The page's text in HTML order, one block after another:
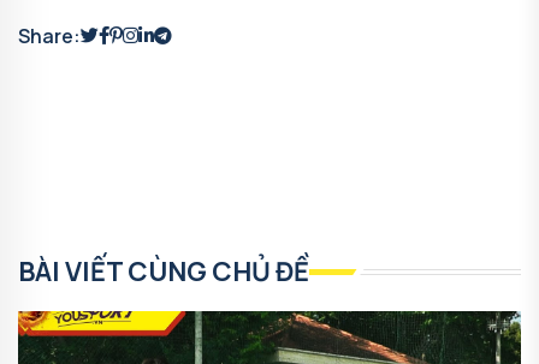
Share:
BÀI VIẾT CÙNG CHỦ ĐỀ